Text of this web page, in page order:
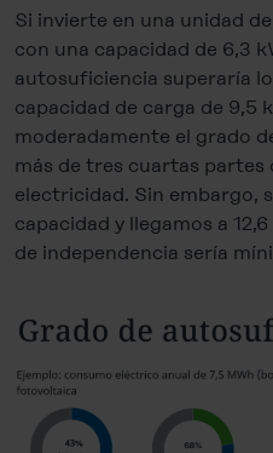
Si invierte en una unidad
con una capacidad de 6,3
autosuficiencia superaría
capacidad de carga de 9,5
moderadamente el grado
más de tres cuartas partes
electricidad. Sin embargo,
capacidad y llegamos a
de independencia sería